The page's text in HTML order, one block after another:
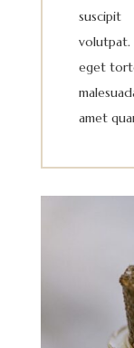
eget
amet